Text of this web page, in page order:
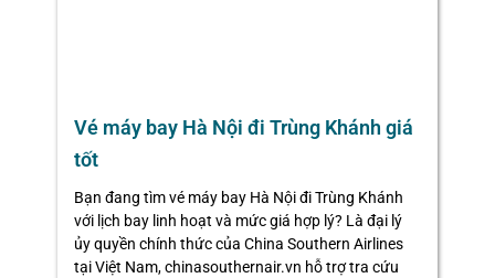
Vé máy bay Hà Nội đi Trùng Khánh giá
tốt
Bạn đang tìm vé máy bay Hà Nội đi Trùng Khánh
với lịch bay linh hoạt và mức giá hợp lý? Là đại lý
ủy quyền chính thức của China Southern Airlines
tại Việt Nam, chinasouthernair.vn hỗ trợ tra cứu